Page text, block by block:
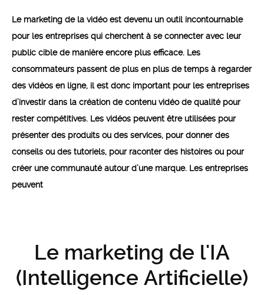
Le marketing de la vidéo est devenu un outil incontournable
pour les entreprises qui cherchent à se connecter avec leur
public cible de manière encore plus efficace. Les
consommateurs passent de plus en plus de temps à regarder
des vidéos en ligne, il est donc important pour les entreprises
d’investir dans la création de contenu vidéo de qualité pour
rester compétitives. Les vidéos peuvent être utilisées pour
présenter des produits ou des services, pour donner des
conseils ou des tutoriels, pour raconter des histoires ou pour
créer une communauté autour d’une marque. Les entreprises
peuvent
Le marketing de l'IA
(Intelligence Artificielle)